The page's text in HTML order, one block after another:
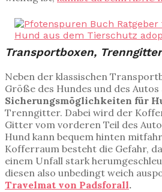
Transportboxen,
Neben der klassischen
Größe des Hundes und des Autos
Sicherungsmöglichkeiten für
Trenngitter. Dabei wird der
Gitter vom vorderen Teil des
Hund kann bequem hinten
Kofferraum besteht die Gefahr,
einem Unfall stark
diesen also unbedingt weich
Travelmat von Padsforall.